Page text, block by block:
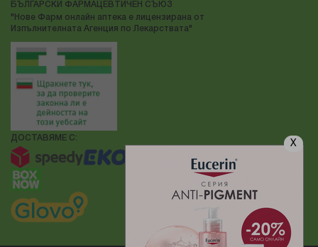
X
БЪЛГАРСКИ ФАРМАЦЕВТИЧЕН СЪЮЗ
"Нове Фарм онлайн аптека е лицензирана от
Изпълнителната Агенция по Лекарствата"
ДОСТАВЯМЕ С: